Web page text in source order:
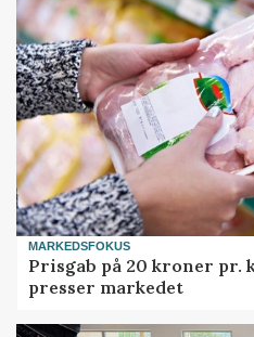
MARKEDSFOKUS
Prisgab på 20 kroner pr.
presser markedet